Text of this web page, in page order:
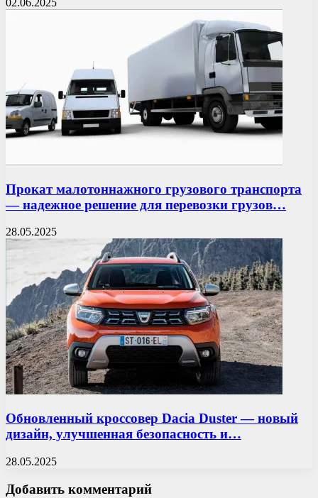
02.06.2025
Прокат малотоннажного грузового транспорта
— надежное решение для перевозки грузов…
28.05.2025
Обновленный кроссовер Dacia Duster — новый
дизайн, улучшенная безопасность и…
28.05.2025
Добавить комментарий